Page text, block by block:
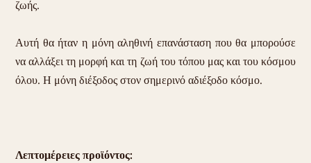
ζωής.
Αυτή θα ήταν η μόνη αληθινή επανάσταση που θα μπορούσε
να αλλάξει τη μορφή και τη ζωή του τόπου μας και του κόσμου
όλου. Η μόνη διέξοδος στον σημερινό αδιέξοδο κόσμο.
Λεπτομέρειες προϊόντος: